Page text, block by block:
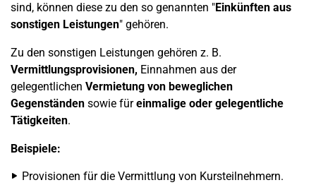
sind, können diese zu den so genannten "Einkünften aus
sonstigen Leistungen" gehören.
Zu den sonstigen Leistungen gehören z. B.
Vermittlungsprovisionen, Einnahmen aus der
gelegentlichen Vermietung von beweglichen
Gegenständen sowie füreinmalige oder gelegentliche
Tätigkeiten.
Beispiele:
Provisionen für die Vermittlung von Kursteilnehmern.